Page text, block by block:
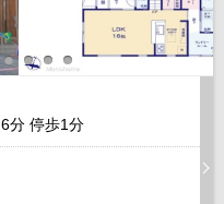
6分 停歩1分